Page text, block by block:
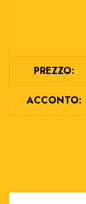
PREZZO:
ACCONTO: